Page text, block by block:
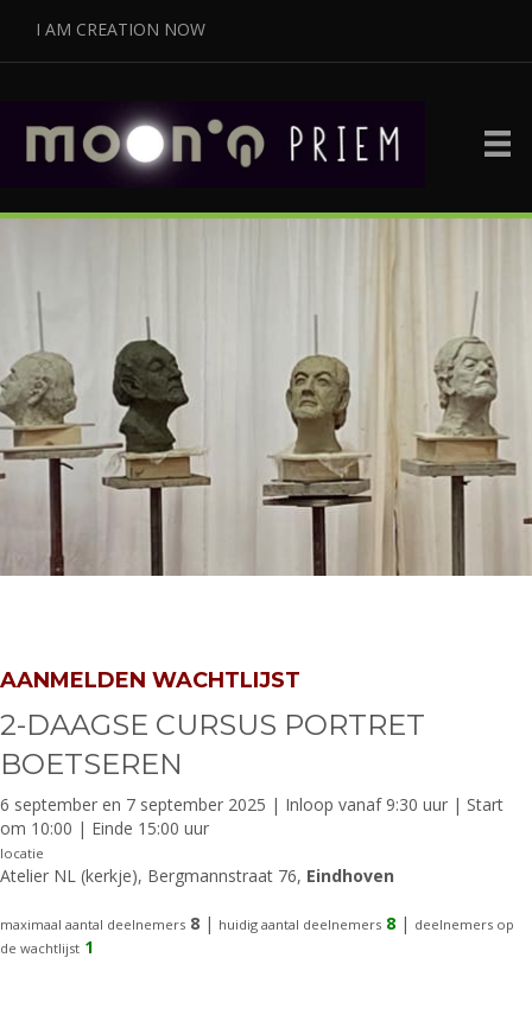
I AM CREATION NOW
AANMELDEN WACHTLIJST
2-DAAGSE CURSUS PORTRET
BOETSEREN
6 september en 7 september 2025 | Inloop vanaf 9:30 uur | Start
om 10:00 | Einde 15:00 uur
locatie
Atelier NL (kerkje), Bergmannstraat 76, Eindhoven
maximaal aantal deelnemers 8 | huidig aantal deelnemers 8 | deelnemers op
de wachtlijst 1